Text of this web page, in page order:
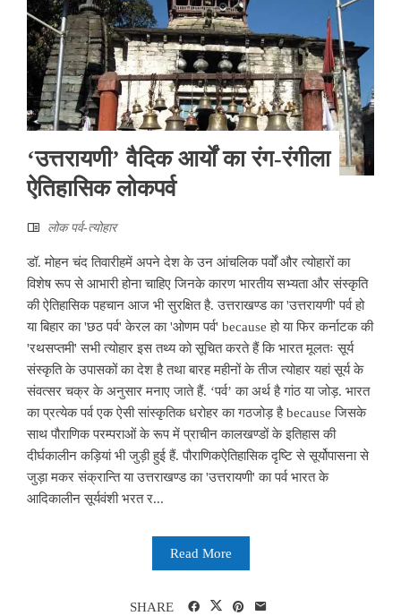
‘उत्तरायणी’ वैदिक आर्यों का रंग-रंगीला
ऐतिहासिक लोकपर्व
लोक पर्व-त्योहार
डॉ. मोहन चंद तिवारीहमें अपने देश के उन आंचलिक पर्वों और त्योहारों का
विशेष रूप से आभारी होना चाहिए जिनके कारण भारतीय सभ्यता और संस्कृति
की ऐतिहासिक पहचान आज भी सुरक्षित है. उत्तराखण्ड का 'उत्तरायणी' पर्व हो
या बिहार का 'छठ पर्व' केरल का 'ओणम पर्व' because हो या फिर कर्नाटक की
'रथसप्तमी' सभी त्योहार इस तथ्य को सूचित करते हैं कि भारत मूलतः सूर्य
संस्कृति के उपासकों का देश है तथा बारह महीनों के तीज त्योहार यहां सूर्य के
संवत्सर चक्र के अनुसार मनाए जाते हैं. ‘पर्व’ का अर्थ है गांठ या जोड़. भारत
का प्रत्येक पर्व एक ऐसी सांस्कृतिक धरोहर का गठजोड़ है because जिसके
साथ पौराणिक परम्पराओं के रूप में प्राचीन कालखण्डों के इतिहास की
दीर्घकालीन कड़ियां भी जुड़ी हुई हैं. पौराणिकऐतिहासिक दृष्टि से सूर्योपासना से
जुड़ा मकर संक्रान्ति या उत्तराखण्ड का 'उत्तरायणी' का पर्व भारत के
आदिकालीन सूर्यवंशी भरत र...
Read More
SHARE